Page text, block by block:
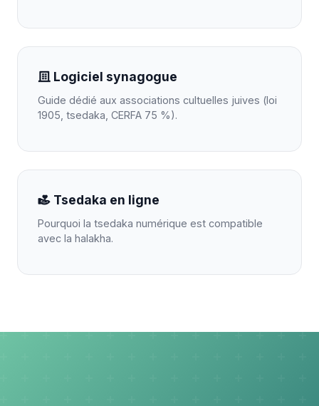
Logiciel synagogue
Guide dédié aux associations cultuelles juives (loi
1905, tsedaka, CERFA 75 %).
Tsedaka en ligne
Pourquoi la tsedaka numérique est compatible
avec la halakha.